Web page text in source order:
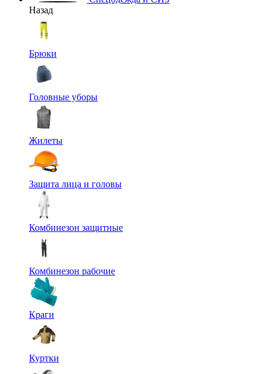
Назад
Брюки
Головные уборы
Жилеты
Защита лица и головы
Комбинезон защитные
Комбинезон рабочие
Краги
Куртки